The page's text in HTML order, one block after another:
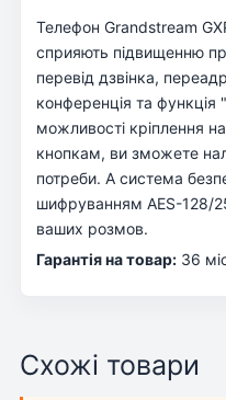
Телефон Grandstream
сприяють підвищенню
перевід дзвінка,
конференція та
можливості кріплення
кнопкам, ви зможете
потреби. А система
шифруванням AES-128/
ваших розмов.
Гарантія на товар: 36
Схожі товари